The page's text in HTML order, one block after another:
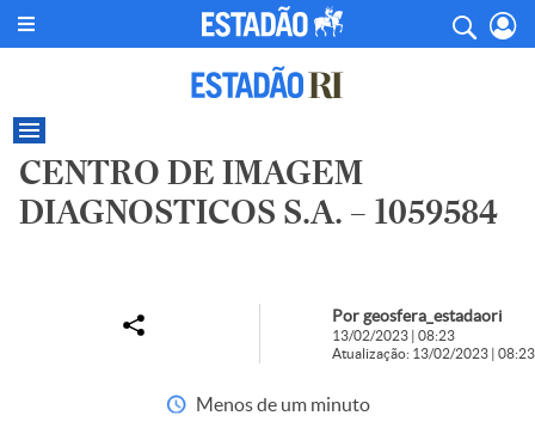
CENTRO DE IMAGEM
DIAGNOSTICOS S.A. – 1059584
Por geosfera_estadaori
13/02/2023 | 08:23
Atualização: 13/02/2023 | 08:23
Menos de um minuto